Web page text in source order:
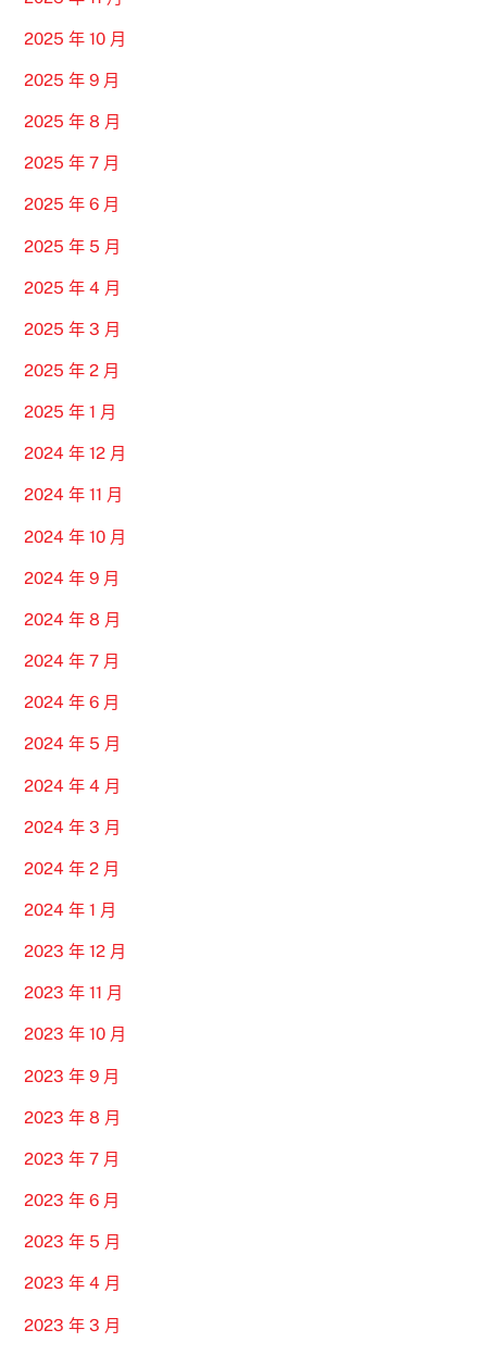
2025 年 10 月
2025 年 9 月
2025 年 8 月
2025 年 7 月
2025 年 6 月
2025 年 5 月
2025 年 4 月
2025 年 3 月
2025 年 2 月
2025 年 1 月
2024 年 12 月
2024 年 11 月
2024 年 10 月
2024 年 9 月
2024 年 8 月
2024 年 7 月
2024 年 6 月
2024 年 5 月
2024 年 4 月
2024 年 3 月
2024 年 2 月
2024 年 1 月
2023 年 12 月
2023 年 11 月
2023 年 10 月
2023 年 9 月
2023 年 8 月
2023 年 7 月
2023 年 6 月
2023 年 5 月
2023 年 4 月
2023 年 3 月